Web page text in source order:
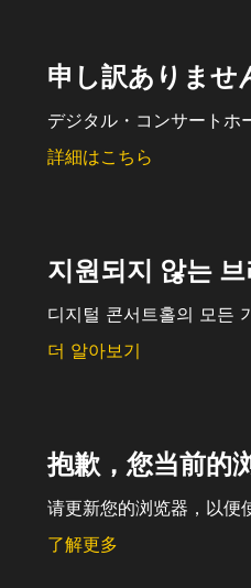
申し訳ありませ
デジタル・コンサートホ
詳細はこちら
지원되지 않는
디지털 콘서트홀의 모든
더 알아보기
抱歉，您当前的
请更新您的浏览器，以便
了解更多